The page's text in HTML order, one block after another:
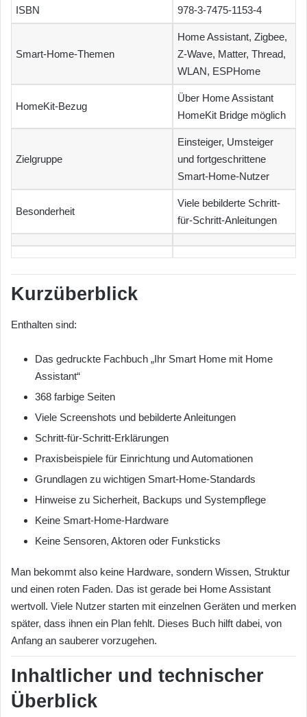
ISBN 978-3-7475-1153-4
Smart-Home-Themen
Home Assistant, Zigbee,
Z-Wave, Matter, Thread,
WLAN, ESPHome
HomeKit-Bezug
Über Home Assistant
HomeKit Bridge möglich
Zielgruppe
Einsteiger, Umsteiger
und fortgeschrittene
Smart-Home-Nutzer
Besonderheit
Viele bebilderte Schritt-
für-Schritt-Anleitungen
Kurzüberblick
Enthalten sind:
Das gedruckte Fachbuch „Ihr Smart Home mit Home
Assistant“
368 farbige Seiten
Viele Screenshots und bebilderte Anleitungen
Schritt-für-Schritt-Erklärungen
Praxisbeispiele für Einrichtung und Automationen
Grundlagen zu wichtigen Smart-Home-Standards
Hinweise zu Sicherheit, Backups und Systempflege
Keine Smart-Home-Hardware
Keine Sensoren, Aktoren oder Funksticks
Man bekommt also keine Hardware, sondern Wissen, Struktur
und einen roten Faden. Das ist gerade bei Home Assistant
wertvoll. Viele Nutzer starten mit einzelnen Geräten und merken
später, dass ihnen ein Plan fehlt. Dieses Buch hilft dabei, von
Anfang an sauberer vorzugehen.
Inhaltlicher und technischer
Überblick